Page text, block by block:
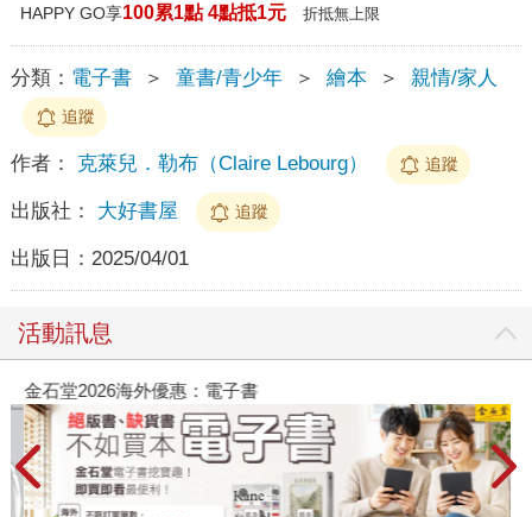
HAPPY GO享100累1點 4點抵1元 折抵無上限
分類： 電子書 ＞ 童書/青少年 ＞ 繪本 ＞ 親情/家人
追蹤
作者： 克萊兒．勒布（Claire Lebourg） 追蹤
出版社： 大好書屋 追蹤
出版日： 2025/04/01
活動訊息
金石堂2026海外優惠：電子書